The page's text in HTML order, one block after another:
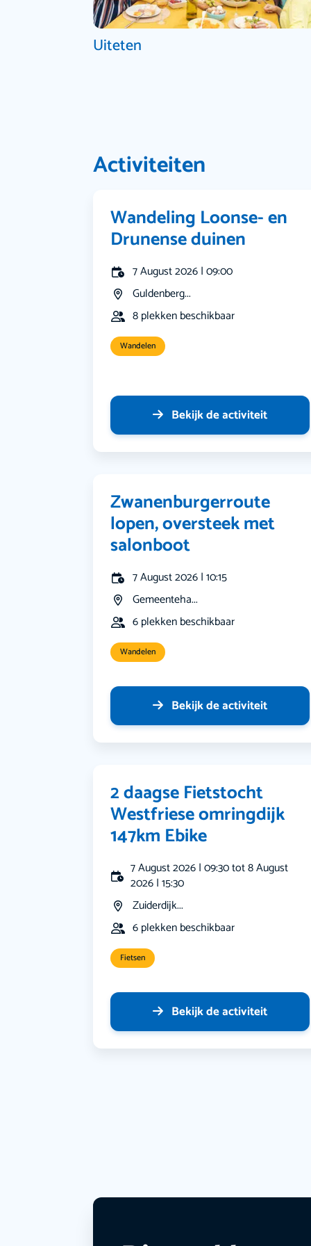
Uiteten
Activiteiten
Wandeling Loonse- en
Drunense duinen
7 August 2026 | 09:00
Guldenberg...
8 plekken beschikbaar
Wandelen
Bekijk de activiteit
Zwanenburgerroute
lopen, oversteek met
salonboot
7 August 2026 | 10:15
Gemeenteha...
6 plekken beschikbaar
Wandelen
Bekijk de activiteit
2 daagse Fietstocht
Westfriese omringdijk
147km Ebike
7 August 2026 | 09:30 tot 8 August
2026 | 15:30
Zuiderdijk...
6 plekken beschikbaar
Fietsen
Bekijk de activiteit